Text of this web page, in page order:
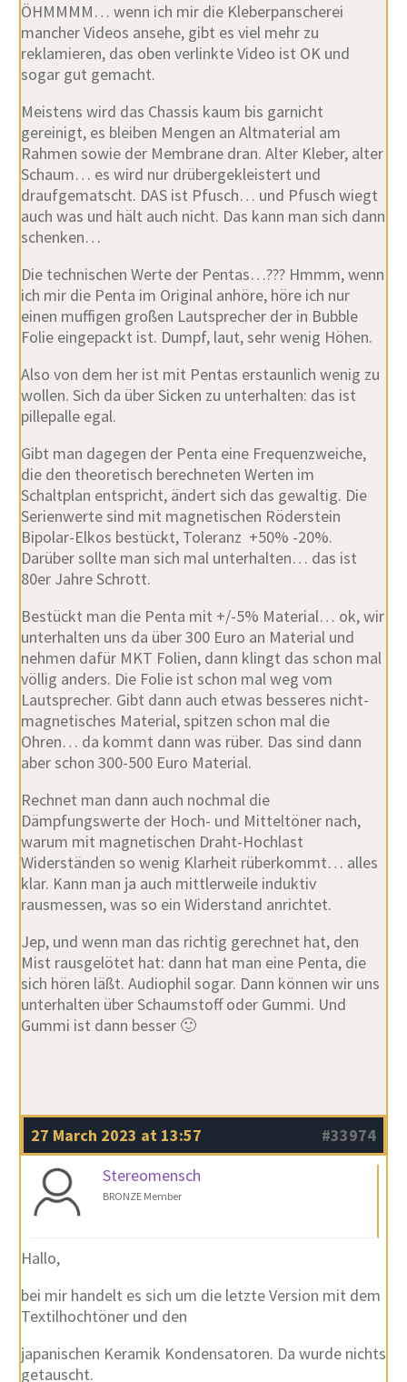
ÖHMMMM… wenn ich mir die Kleberpanscherei
mancher Videos ansehe, gibt es viel mehr zu
reklamieren, das oben verlinkte Video ist OK und
sogar gut gemacht.
Meistens wird das Chassis kaum bis garnicht
gereinigt, es bleiben Mengen an Altmaterial am
Rahmen sowie der Membrane dran. Alter Kleber, alter
Schaum… es wird nur drübergekleistert und
draufgematscht. DAS ist Pfusch… und Pfusch wiegt
auch was und hält auch nicht. Das kann man sich dann
schenken…
Die technischen Werte der Pentas…??? Hmmm, wenn
ich mir die Penta im Original anhöre, höre ich nur
einen muffigen großen Lautsprecher der in Bubble
Folie eingepackt ist. Dumpf, laut, sehr wenig Höhen.
Also von dem her ist mit Pentas erstaunlich wenig zu
wollen. Sich da über Sicken zu unterhalten: das ist
pillepalle egal.
Gibt man dagegen der Penta eine Frequenzweiche,
die den theoretisch berechneten Werten im
Schaltplan entspricht, ändert sich das gewaltig. Die
Serienwerte sind mit magnetischen Röderstein
Bipolar-Elkos bestückt, Toleranz +50% -20%.
Darüber sollte man sich mal unterhalten… das ist
80er Jahre Schrott.
Bestückt man die Penta mit +/-5% Material… ok, wir
unterhalten uns da über 300 Euro an Material und
nehmen dafür MKT Folien, dann klingt das schon mal
völlig anders. Die Folie ist schon mal weg vom
Lautsprecher. Gibt dann auch etwas besseres nicht-
magnetisches Material, spitzen schon mal die
Ohren… da kommt dann was rüber. Das sind dann
aber schon 300-500 Euro Material.
Rechnet man dann auch nochmal die
Dämpfungswerte der Hoch- und Mitteltöner nach,
warum mit magnetischen Draht-Hochlast
Widerständen so wenig Klarheit rüberkommt… alles
klar. Kann man ja auch mittlerweile induktiv
rausmessen, was so ein Widerstand anrichtet.
Jep, und wenn man das richtig gerechnet hat, den
Mist rausgelötet hat: dann hat man eine Penta, die
sich hören läßt. Audiophil sogar. Dann können wir uns
unterhalten über Schaumstoff oder Gummi. Und
Gummi ist dann besser 🙂
27 March 2023 at 13:57
#33974
Stereomensch
BRONZE Member
Hallo,
bei mir handelt es sich um die letzte Version mit dem
Textilhochtöner und den
japanischen Keramik Kondensatoren. Da wurde nichts
getauscht.